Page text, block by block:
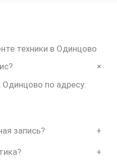
техники в Одинцово
+
по адресу:
запись? +
+